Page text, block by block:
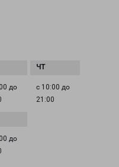
до
с 10:00 до
21:00
до